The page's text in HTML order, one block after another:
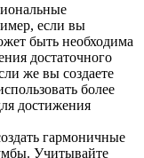
если вы
быть необходима
достаточного
же вы создаете
более
достижения
гармоничные
Учитывайте